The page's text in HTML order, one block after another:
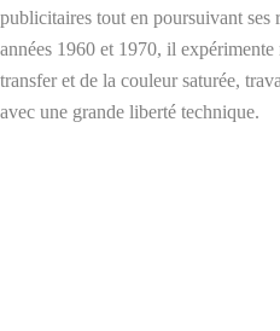
publicitaires tout en poursuivant ses
années 1960 et 1970, il
transfer et de la couleur saturée,
avec une grande liberté technique.